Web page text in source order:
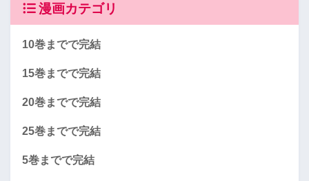
漫画カテゴリ
10巻までで完結
15巻までで完結
20巻までで完結
25巻までで完結
5巻までで完結